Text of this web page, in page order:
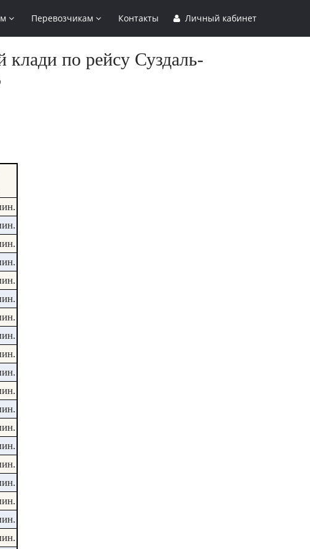
Перевозчикам Контакты Личный кабинет
клади по рейсу Суздаль-